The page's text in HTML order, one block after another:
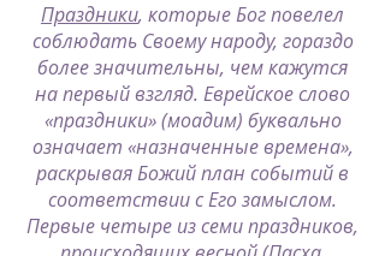
Праздники, которые Бог повелел
соблюдать Своему народу, гораздо
более значительны, чем кажутся
на первый взгляд. Еврейское слово
«праздники» (моадим) буквально
означает «назначенные времена»,
раскрывая Божий план событий в
соответствии с Его замыслом.
Первые четыре из семи праздников,